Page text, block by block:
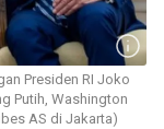
Presiden RI Joko
Putih, Washington
AS di Jakarta)